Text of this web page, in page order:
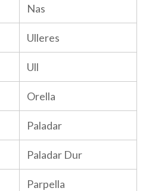
Nas
Ulleres
Ull
Orella
Paladar
Paladar Dur
Parpella